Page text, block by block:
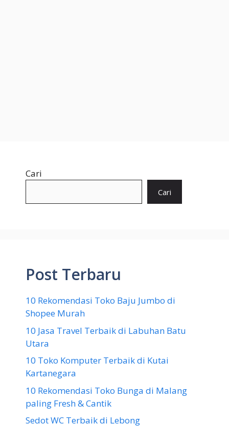
Cari
Cari
Post Terbaru
10 Rekomendasi Toko Baju Jumbo di
Shopee Murah
10 Jasa Travel Terbaik di Labuhan Batu
Utara
10 Toko Komputer Terbaik di Kutai
Kartanegara
10 Rekomendasi Toko Bunga di Malang
paling Fresh & Cantik
Sedot WC Terbaik di Lebong